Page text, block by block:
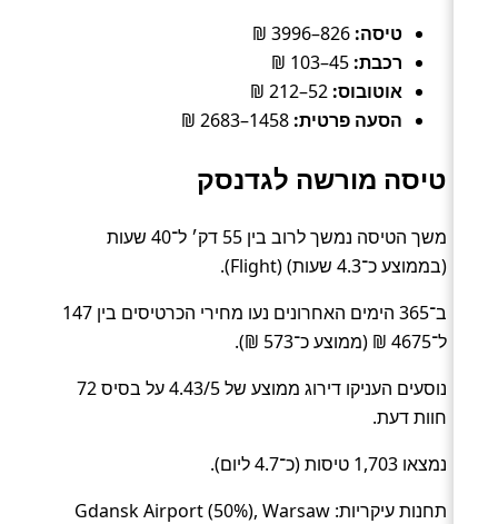
טיסה:
רכבת:
אוטובוס:
הסעה פרטית:
טיסה מורשה לגדנסק
משך הטיסה נמשך לרוב בין 55 דק׳ ל־40 שעות
(בממוצע כ־4.3 שעות) (Flight).
ב־365 הימים האחרונים נעו מחירי הכרטיסים בין 147
ל־4675 ₪ (ממוצע כ־573 ₪).
נוסעים העניקו דירוג ממוצע של 4.43/5 על בסיס 72
חוות דעת.
נמצאו 1,703 טיסות (כ־4.7 ליום).
תחנות עיקריות: Gdansk Airport (50%), Warsaw